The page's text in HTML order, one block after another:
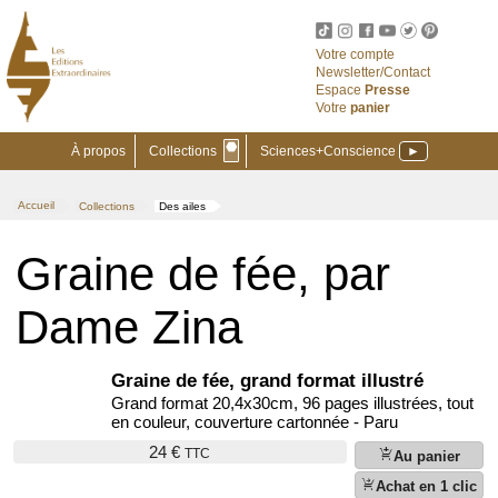
Votre compte
Newsletter/Contact
Espace Presse
Votre panier
À propos Collections ⬣ Sciences+Conscience ►
Accueil Collections Des ailes
Graine de fée, par
Dame Zina
Graine de fée, grand format illustré
Grand format 20,4x30cm, 96 pages illustrées, tout
en couleur, couverture cartonnée - Paru
24 € TTC add_shopping_cartAu panier
shopping_cart_checkoutAchat en 1 clic